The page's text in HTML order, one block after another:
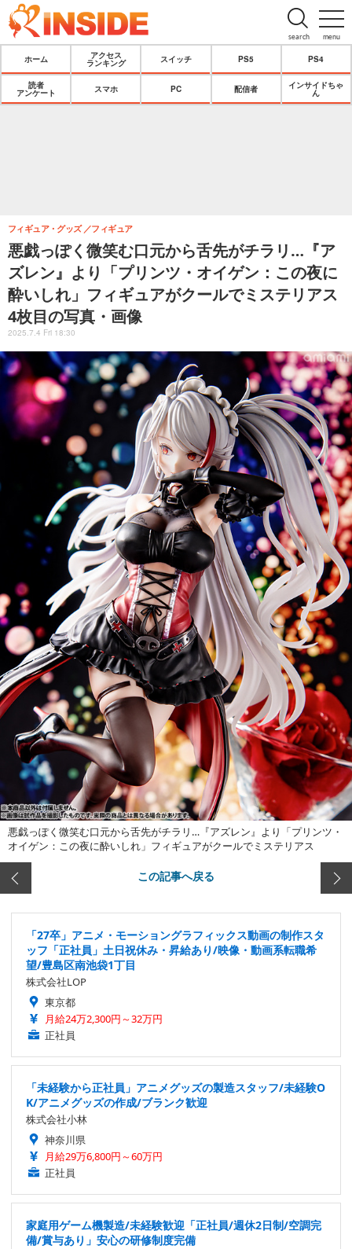
menu
search
ホーム
アクセス
ランキング
スイッチ PS5 PS4
読者
アンケート
スマホ PC 配信者
インサイドちゃ
ん
悪戯っぽく微笑む口元から舌先がチラリ…『ア
ズレン』より「プリンツ・オイゲン：この夜に
酔いしれ」フィギュアがクールでミステリアス
4枚目の写真・画像
フィギュア・グッズ フィギュア
2025.7.4 Fri 18:30
悪戯っぽく微笑む口元から舌先がチラリ…『アズレン』より「プリンツ・
オイゲン：この夜に酔いしれ」フィギュアがクールでミステリアス
この記事へ戻る
「27卒」アニメ・モーショングラフィックス動画の制作スタ
ッフ「正社員」土日祝休み・昇給あり/映像・動画系転職希
望/豊島区南池袋1丁目
株式会社LOP
東京都
月給24万2,300円～32万円
正社員
「未経験から正社員」アニメグッズの製造スタッフ/未経験O
K/アニメグッズの作成/ブランク歓迎
株式会社小林
神奈川県
月給29万6,800円～60万円
正社員
家庭用ゲーム機製造/未経験歓迎「正社員/週休2日制/空調完
備/賞与あり」安心の研修制度完備